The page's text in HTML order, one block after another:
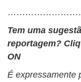
Tem uma
reportagem?
ON
É expressamente